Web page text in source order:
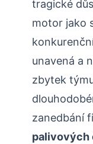
tragické
motor jako
unavená a
zbytek
zanedbání
palivových